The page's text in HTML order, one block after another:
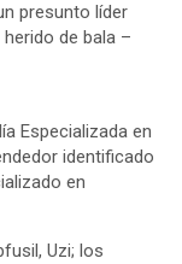
presunto líder
de bala –
Especializada en
identificado
en
Uzi; los